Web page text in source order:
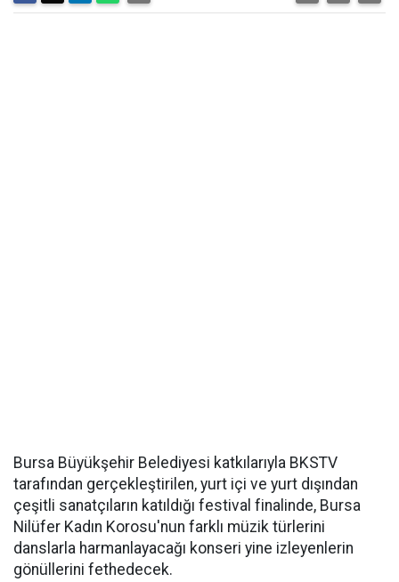
Bursa Büyükşehir Belediyesi katkılarıyla BKSTV
tarafından gerçekleştirilen, yurt içi ve yurt dışından
çeşitli sanatçıların katıldığı festival finalinde, Bursa
Nilüfer Kadın Korosu'nun farklı müzik türlerini
danslarla harmanlayacağı konseri yine izleyenlerin
gönüllerini fethedecek.